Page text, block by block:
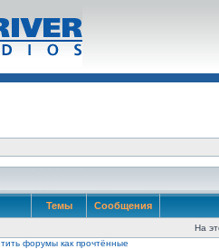
Темы Сообщения
На
форумы как прочтённые